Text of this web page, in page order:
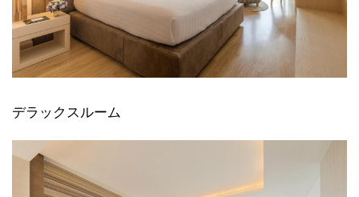
デラックスルーム